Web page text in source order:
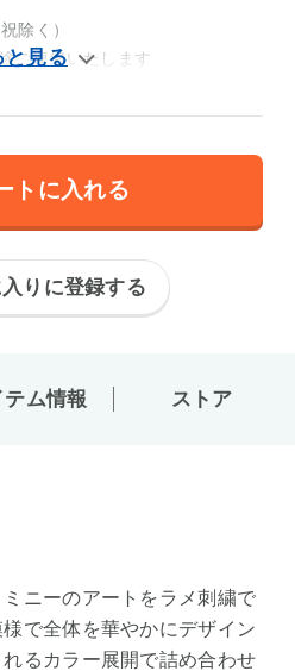
除く）
ご連絡いたします
トに入れる
りに登録する
テム情報 ストア
ニーのアートをラメ刺繍で
で全体を華やかにデザイン
るカラー展開で詰め合わせ